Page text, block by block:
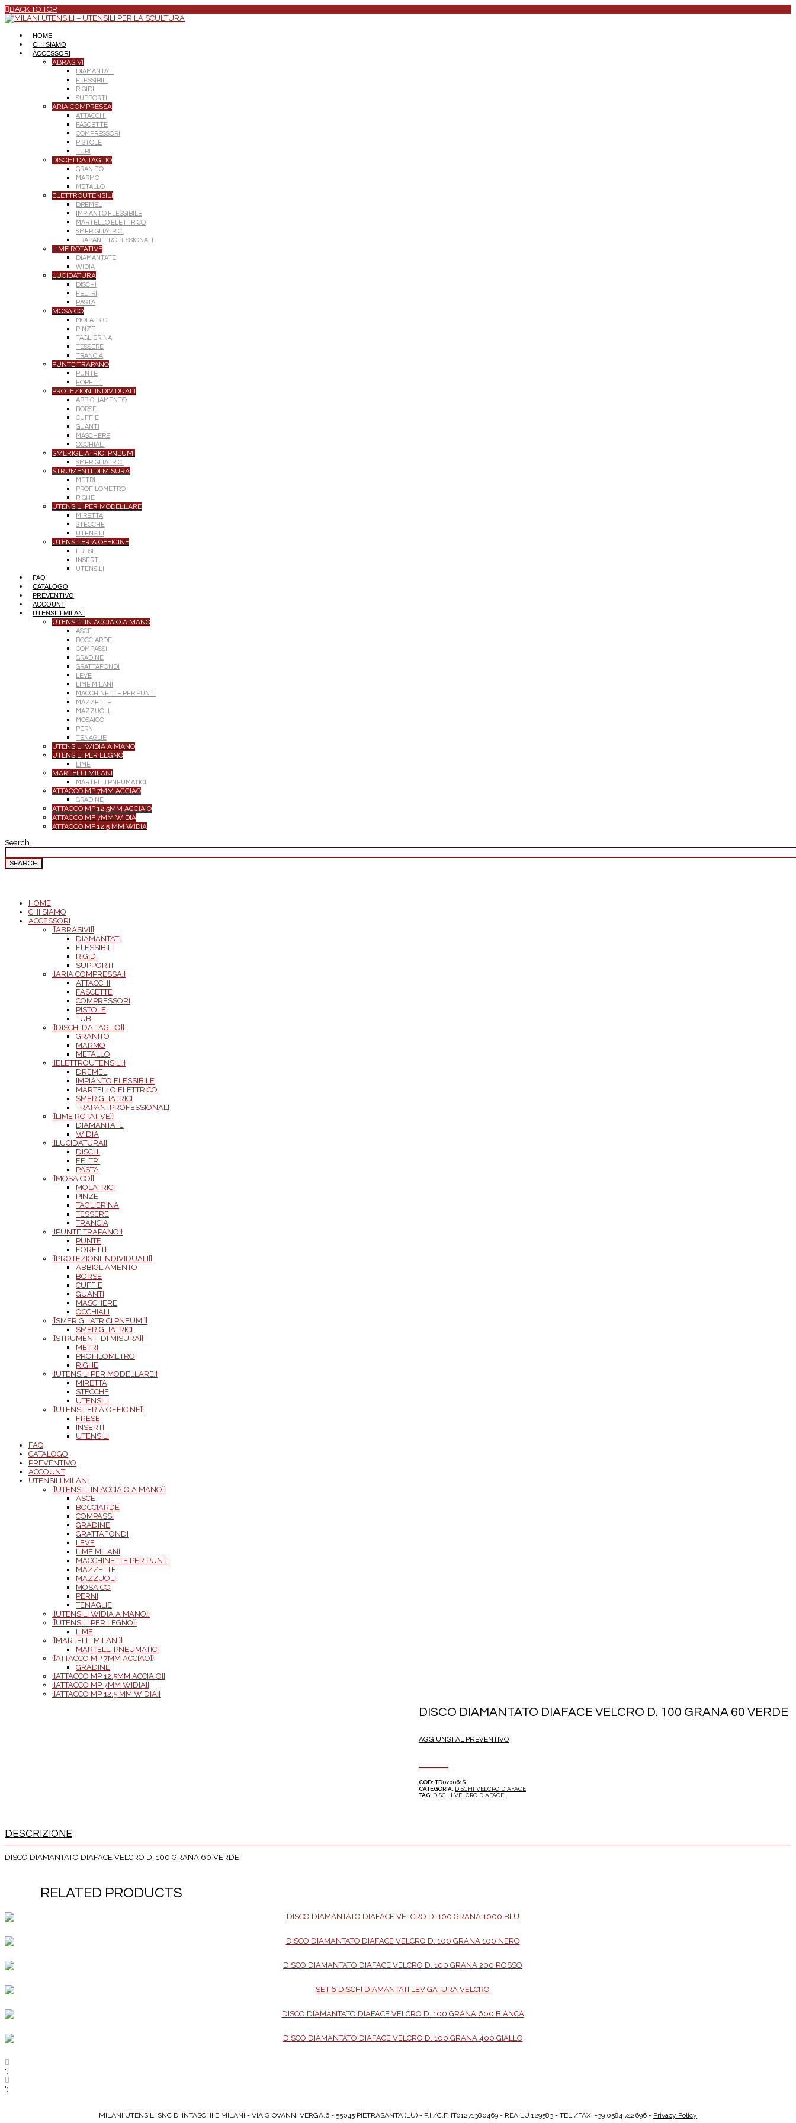
BACK TO TOP
HOME
CHI SIAMO
ACCESSORI
ABRASIVI
DIAMANTATI
FLESSIBILI
RIGIDI
SUPPORTI
ARIA COMPRESSA
ATTACCHI
FASCETTE
COMPRESSORI
PISTOLE
TUBI
DISCHI DA TAGLIO
GRANITO
MARMO
METALLO
ELETTROUTENSILI
DREMEL
IMPIANTO FLESSIBILE
MARTELLO ELETTRICO
SMERIGLIATRICI
TRAPANI PROFESSIONALI
LIME ROTATIVE
DIAMANTATE
WIDIA
LUCIDATURA
DISCHI
FELTRI
PASTA
MOSAICO
MOLATRICI
PINZE
TAGLIERINA
TESSERE
TRANCIA
PUNTE TRAPANO
PUNTE
FORETTI
PROTEZIONI INDIVIDUALI
ABBIGLIAMENTO
BORSE
CUFFIE
GUANTI
MASCHERE
OCCHIALI
SMERIGLIATRICI PNEUM.
SMERIGLIATRICI
STRUMENTI DI MISURA
METRI
PROFILOMETRO
RIGHE
UTENSILI PER MODELLARE
MIRETTA
STECCHE
UTENSILI
UTENSILERIA OFFICINE
FRESE
INSERTI
UTENSILI
FAQ
CATALOGO
PREVENTIVO
ACCOUNT
UTENSILI MILANI
UTENSILI IN ACCIAIO A MANO
ASCE
BOCCIARDE
COMPASSI
GRADINE
GRATTAFONDI
LEVE
LIME MILANI
MACCHINETTE PER PUNTI
MAZZETTE
MAZZUOLI
MOSAICO
PERNI
TENAGLIE
UTENSILI WIDIA A MANO
UTENSILI PER LEGNO
LIME
MARTELLI MILANI
MARTELLI PNEUMATICI
ATTACCO MP 7MM ACCIAO
GRADINE
ATTACCO MP 12.5MM ACCIAIO
ATTACCO MP 7MM WIDIA
ATTACCO MP 12.5 MM WIDIA
Search
SEARCH
FOR
HOME
CHI SIAMO
ACCESSORI
{{ABRASIVI}}
DIAMANTATI
FLESSIBILI
RIGIDI
SUPPORTI
{{ARIA COMPRESSA}}
ATTACCHI
FASCETTE
COMPRESSORI
PISTOLE
TUBI
{{DISCHI DA TAGLIO}}
GRANITO
MARMO
METALLO
{{ELETTROUTENSILI}}
DREMEL
IMPIANTO FLESSIBILE
MARTELLO ELETTRICO
SMERIGLIATRICI
TRAPANI PROFESSIONALI
{{LIME ROTATIVE}}
DIAMANTATE
WIDIA
{{LUCIDATURA}}
DISCHI
FELTRI
PASTA
{{MOSAICO}}
MOLATRICI
PINZE
TAGLIERINA
TESSERE
TRANCIA
{{PUNTE TRAPANO}}
PUNTE
FORETTI
{{PROTEZIONI INDIVIDUALI}}
ABBIGLIAMENTO
BORSE
CUFFIE
GUANTI
MASCHERE
OCCHIALI
{{SMERIGLIATRICI PNEUM.}}
SMERIGLIATRICI
{{STRUMENTI DI MISURA}}
METRI
PROFILOMETRO
RIGHE
{{UTENSILI PER MODELLARE}}
MIRETTA
STECCHE
UTENSILI
{{UTENSILERIA OFFICINE}}
FRESE
INSERTI
UTENSILI
FAQ
CATALOGO
PREVENTIVO
ACCOUNT
UTENSILI MILANI
{{UTENSILI IN ACCIAIO A MANO}}
ASCE
BOCCIARDE
COMPASSI
GRADINE
GRATTAFONDI
LEVE
LIME MILANI
MACCHINETTE PER PUNTI
MAZZETTE
MAZZUOLI
MOSAICO
PERNI
TENAGLIE
{{UTENSILI WIDIA A MANO}}
{{UTENSILI PER LEGNO}}
LIME
{{MARTELLI MILANI}}
MARTELLI PNEUMATICI
{{ATTACCO MP 7MM ACCIAO}}
GRADINE
{{ATTACCO MP 12.5MM ACCIAIO}}
{{ATTACCO MP 7MM WIDIA}}
{{ATTACCO MP 12.5 MM WIDIA}}
DISCO DIAMANTATO DIAFACE VELCRO D. 100 GRANA 60 VERDE
AGGIUNGI AL PREVENTIVO
COD: TD070061S
CATEGORIA: DISCHI VELCRO DIAFACE
TAG: DISCHI VELCRO DIAFACE
DESCRIZIONE
DISCO DIAMANTATO DIAFACE VELCRO D. 100 GRANA 60 VERDE
RELATED PRODUCTS
';
';
MILANI UTENSILI SNC DI INTASCHI E MILANI - VIA GIOVANNI VERGA,6 - 55045 PIETRASANTA (LU) - P.I./C.F. IT01271380469 - REA LU 129583 - TEL./FAX. +39 0584 742696 - Privacy Policy